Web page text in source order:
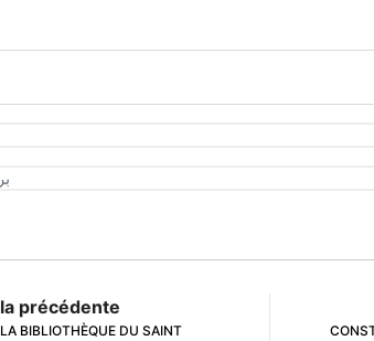
la précédente
LA BIBLIOTHÈQUE DU SAINT